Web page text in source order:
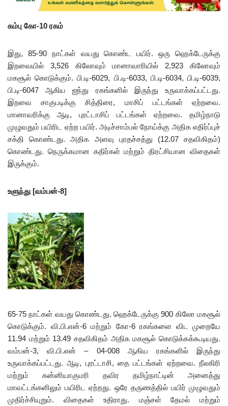
கம்பு கோ-10 ரகம்
இது, 85-90 நாட்கள் வயது கொண்ட பயிர். ஒரு ஹெக்டேருக்கு
இறவையில் 3,526 கிலோவும் மானாவாரியில் 2,923 கிலோவும்
மகசூல் கொடுக்கும். பி.டி-6029, பி.டி-6033, பி.டி-6034, பி.டி-6039,
பி.டி-6047 ஆகிய ஐந்து ரகங்களில் இருந்து உருவாக்கப்பட்டது.
இறவை சாகுபடிக்கு சித்திரை, மாசிப் பட்டங்கள் ஏற்றவை.
மானாவரிக்கு ஆடி, புரட்டாசிப் பட்டங்கள் ஏற்றவை. தமிழ்நாடு
முழுவதும் பயிரிட ஏற்ற பயிர். அடிச்சாம்பல் நோய்க்கு அதிக எதிர்ப்புச்
சக்தி கொண்டது. அதிக அளவு புரதச்சத்து (12.07 சதவிகிதம்)
கொண்டது. நெருக்கமான கதிர்கள் மற்றும் திரட்சியான விதைகள்
இருக்கும்.
உளுந்து [வம்பன்-8]
65-75 நாட்கள் வயது கொண்டது. ஹெக்டேருக்கு 900 கிலோ மகசூல்
கொடுக்கும். வி.பி.என்-6 மற்றும் கோ-6 ரகங்களை விட முறையே
11.94 மற்றும் 13.49 சதவிகிதம் அதிக மகசூல் கொடுக்கக்கூடியது.
வம்பன்-3, வி.பி.என் – 04-008 ஆகிய ரகங்களில் இருந்து
உருவாக்கப்பட்டது. ஆடி, புரட்டாசி, தை பட்டங்கள் ஏற்றவை. நீலகிரி
மற்றும் கன்னியாகுமரி தவிர தமிழ்நாட்டின் அனைத்து
மாவட்டங்களிலும் பயிரிட ஏற்றது. ஒரே தருணத்தில் பயிர் முழுவதும்
முதிர்ச்சியுறும். விதைகள் உதிராது. மஞ்சள் தேமல் மற்றும்